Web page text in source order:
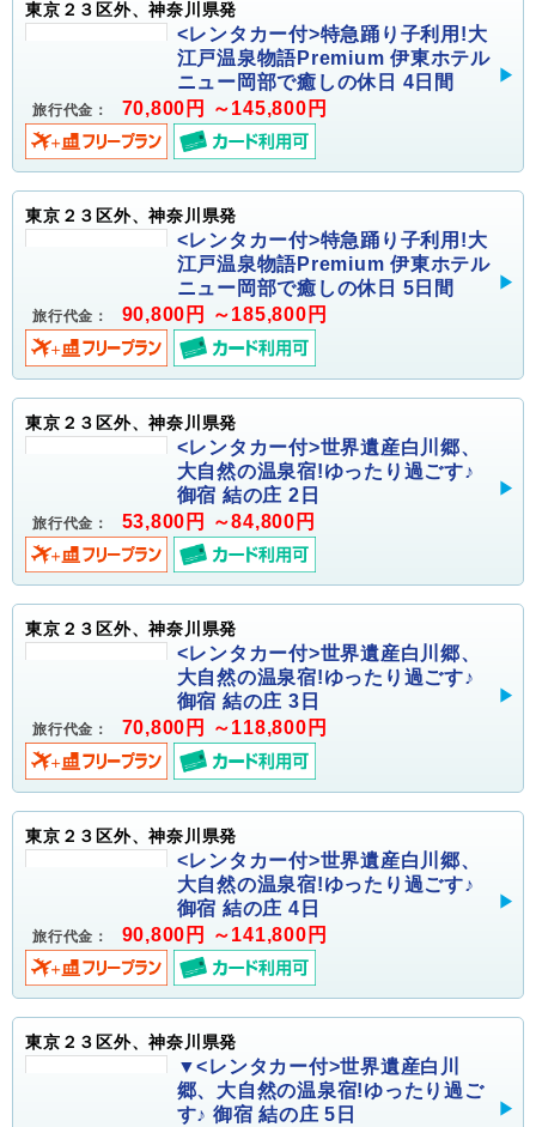
東京２３区外、神奈川県発
<レンタカー付>特急踊り子利用!大
江戸温泉物語Premium 伊東ホテル
ニュー岡部で癒しの休日 4日間
旅行代金： 70,800円 ～145,800円
東京２３区外、神奈川県発
<レンタカー付>特急踊り子利用!大
江戸温泉物語Premium 伊東ホテル
ニュー岡部で癒しの休日 5日間
旅行代金： 90,800円 ～185,800円
東京２３区外、神奈川県発
<レンタカー付>世界遺産白川郷、
大自然の温泉宿!ゆったり過ごす♪
御宿 結の庄 2日
旅行代金： 53,800円 ～84,800円
東京２３区外、神奈川県発
<レンタカー付>世界遺産白川郷、
大自然の温泉宿!ゆったり過ごす♪
御宿 結の庄 3日
旅行代金： 70,800円 ～118,800円
東京２３区外、神奈川県発
<レンタカー付>世界遺産白川郷、
大自然の温泉宿!ゆったり過ごす♪
御宿 結の庄 4日
旅行代金： 90,800円 ～141,800円
東京２３区外、神奈川県発
▼<レンタカー付>世界遺産白川
郷、大自然の温泉宿!ゆったり過ご
す♪ 御宿 結の庄 5日